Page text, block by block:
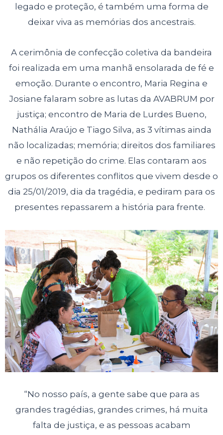
legado e proteção, é também uma forma de
deixar viva as memórias dos ancestrais.
A cerimônia de confecção coletiva da bandeira
foi realizada em uma manhã ensolarada de fé e
emoção. Durante o encontro, Maria Regina e
Josiane falaram sobre as lutas da AVABRUM por
justiça; encontro de Maria de Lurdes Bueno,
Nathália Araújo e Tiago Silva, as 3 vítimas ainda
não localizadas; memória; direitos dos familiares
e não repetição do crime. Elas contaram aos
grupos os diferentes conflitos que vivem desde o
dia 25/01/2019, dia da tragédia, e pediram para os
presentes repassarem a história para frente.
“No nosso país, a gente sabe que para as
grandes tragédias, grandes crimes, há muita
falta de justiça, e as pessoas acabam